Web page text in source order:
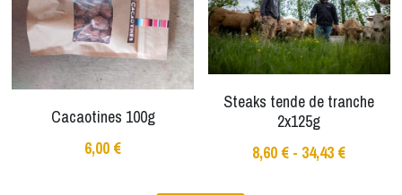
Cacaotines 100g
6,00 €
Steaks tende de tranche
2x125g
8,60 € - 34,43 €